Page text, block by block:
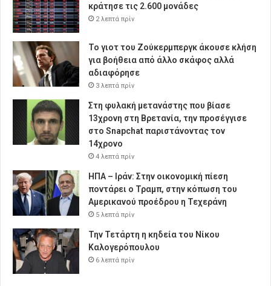
κράτησε τις 2.600 μονάδες
2 λεπτά πρίν
Το γιοτ του Ζούκερμπεργκ άκουσε κλήση
για βοήθεια από άλλο σκάφος αλλά
αδιαφόρησε
3 λεπτά πρίν
Στη φυλακή μετανάστης που βίασε
13χρονη στη Βρετανία, την προσέγγισε
στο Snapchat παριστάνοντας τον
14χρονο
4 λεπτά πρίν
ΗΠΑ – Ιράν: Στην οικονομική πίεση
ποντάρει ο Τραμπ, στην κόπωση του
Αμερικανού προέδρου η Τεχεράνη
5 λεπτά πρίν
Την Τετάρτη η κηδεία του Νίκου
Καλογερόπουλου
6 λεπτά πρίν